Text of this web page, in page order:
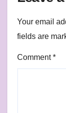
Your email
fields are
Comment*